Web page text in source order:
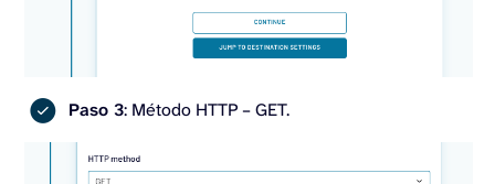
Paso 3: Método HTTP – GET.